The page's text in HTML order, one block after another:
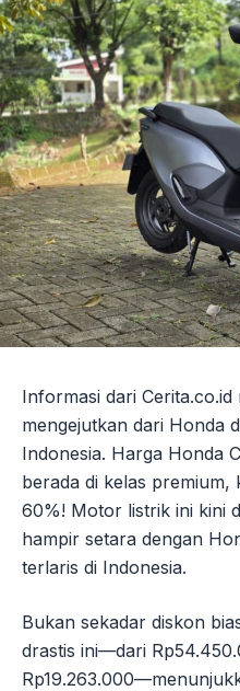
Informasi dari
mengejutkan dari Honda
Indonesia. Harga Honda
berada di kelas premium,
60%! Motor listrik ini kini
hampir setara dengan
terlaris di Indonesia.
Bukan sekadar diskon
drastis ini—dari